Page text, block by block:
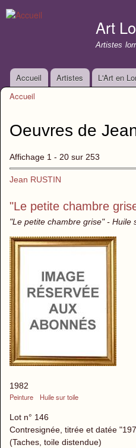
Art
Artistes
Menu principal
Accueil Artistes L'Art en
Accueil
Oeuvres de
Affichage 1 - 20 sur 253
Jean RUSTIN
"Le petite chambre
"Le petite chambre grise" - Huile
1982
Peinture
Huile sur toile
Lot n° 146
Contresignée, titrée et datée
(Taches, toile distendue)